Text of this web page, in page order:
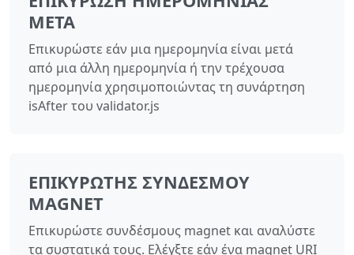
ΜΕΤΆ
Επικυρώστε εάν μια ημερομηνία είναι μετά
από μια άλλη ημερομηνία ή την τρέχουσα
ημερομηνία χρησιμοποιώντας τη συνάρτηση
isAfter του validator.js
ΕΠΙΚΥΡΩΤΉΣ ΣΥΝΔΈΣΜΟΥ
MAGNET
Επικυρώστε συνδέσμους magnet και αναλύστε
τα συστατικά τους. Ελέγξτε εάν ένα magnet URI